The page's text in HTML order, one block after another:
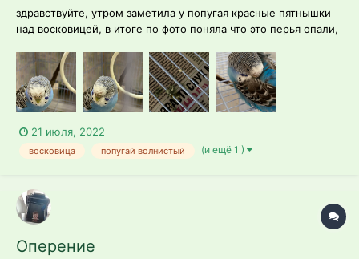
здравствуйте, утром заметила у попугая красные пятнышки
над восковицей, в итоге по фото поняла что это перья опали,
(примерно) пол: самка в последнее время стала очень тихой,
возможно ей скучно. сделала ей новую игрушку, пока не
игр...
21 июля, 2022
восковица попугай волнистый (и ещё 1 )
Оперение